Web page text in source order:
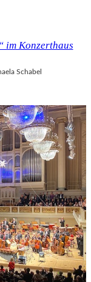
im Konzerthaus
Schabel